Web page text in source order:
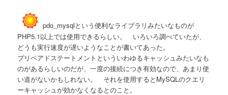
pdo_mysqlという便利なライブラリみたいなものが
PHP5.1以上では使用できるらしい。 いろいろ調べていたが、
どうも実行速度が遅いようなことが書いてあった。
プリペアドステートメントといういわゆるキャッシュみたいなも
のがあるらしいのだが、一度の接続につき有効なので、あまり使
い道がないかもしれない。 それを使用するとMySQLのクエリ
ーキャッシュが効かなくなるとのこと。